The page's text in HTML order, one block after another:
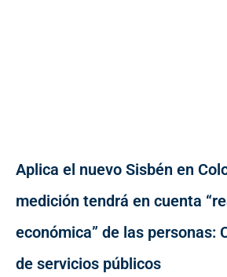
Aplica el nuevo Sisbén en
medición tendrá en cuenta
económica” de las personas:
de servicios públicos